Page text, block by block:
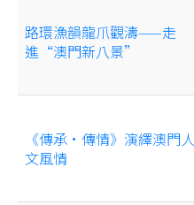
路環漁韻龍爪觀濤——走
進“澳門新八景”
《傳承·傳情》演繹澳門人
文風情